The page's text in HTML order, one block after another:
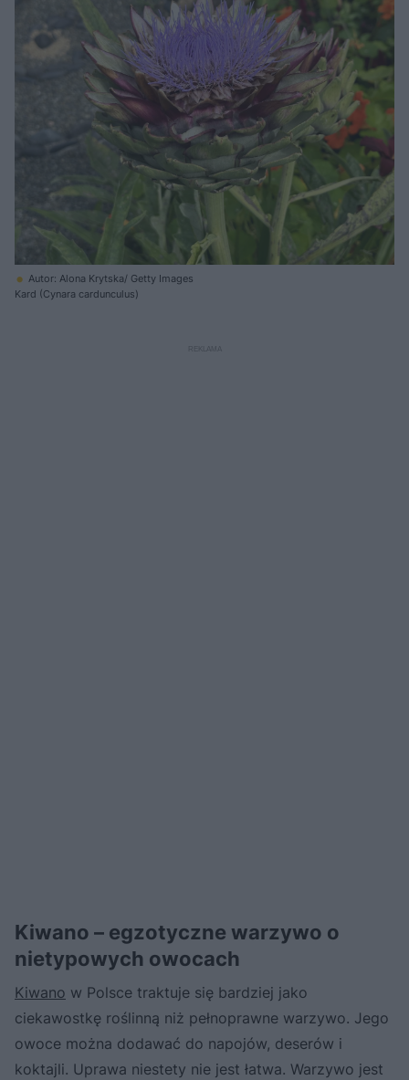
Autor: Alona Krytska/ Getty Images
Kard (Cynara cardunculus)
Kiwano – egzotyczne warzywo o
nietypowych owocach
Kiwano w Polsce traktuje się bardziej jako
ciekawostkę roślinną niż pełnoprawne warzywo. Jego
owoce można dodawać do napojów, deserów i
koktajli. Uprawa niestety nie jest łatwa. Warzywo jest